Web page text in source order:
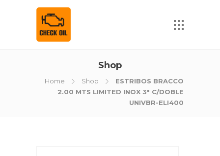
Shop
Home Shop
ESTRIBOS BRACCO
2.00 MTS LIMITED INOX 3" C/DOBLE
UNIVBR-ELI400